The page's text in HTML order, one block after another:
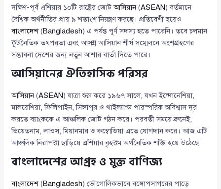
দক্ষিণ-পূর্ব এশিয়ার ১০টি রাষ্ট্রের জোটআসিয়ান(ASEAN) বর্তমানে
বৈশ্বিক অর্থনীতির প্রায় ৯ শতাংশ নিয়ন্ত্রণ করছে। প্রতিবেশী হয়েও
বাংলাদেশ(Bangladesh) এ পর্যন্ত পূর্ণ সদস্য হতে পারেনি। তবে চলমান
কূটনৈতিক তৎপরতা এবং আসন্ন আসিয়ান শীর্ষ সম্মেলনে অংশগ্রহণের
সম্ভাবনা দেশের জন্য নতুন আশার বার্তা দিতে পারে।
আসিয়ানের ঐতিহাসিক পরিসর
আসিয়ান(ASEAN) যাত্রা শুরু করে ১৯৬৭ সালে, যখন ইন্দোনেশিয়া,
মালয়েশিয়া, ফিলিপাইন, সিঙ্গাপুর ও থাইল্যান্ড পারস্পরিক অবিশ্বাস দূর
করতে ব্যাংককে এ আঞ্চলিক জোট গঠন করে। পরবর্তী সময়ে ব্রুনেই,
ভিয়েতনাম, লাওস, মিয়ানমার ও কম্বোডিয়া এতে যোগদান করে। আজ এটি
আঞ্চলিক নিরাপত্তা ছাড়িয়ে এশিয়ার বৃহত্তম অর্থনৈতিক শক্তি হয়ে উঠেছে।
বাংলাদেশের আগ্রহ ও মুক্ত বাণিজ্য
বাংলাদেশ(Bangladesh) ভৌগোলিকভাবে বঙ্গোপসাগরের পাড়ে